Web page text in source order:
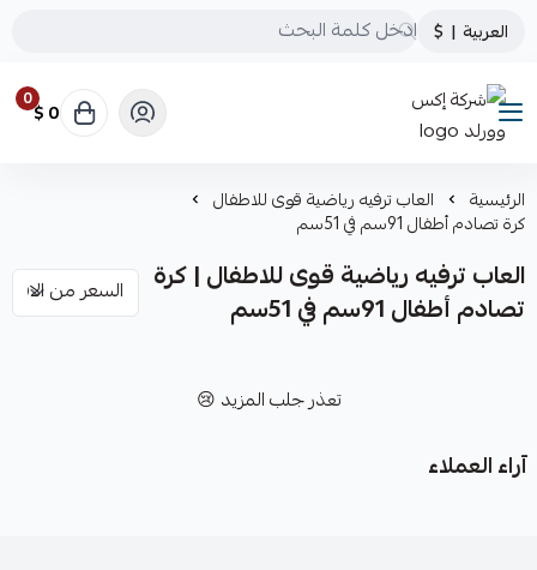
العربية |
$
شركة إكس وورلد
0 0 $
الرئيسية العاب ترفيه رياضية قوى للاطفال
كرة تصادم أطفال 91سم في 51سم
العاب ترفيه رياضية قوى للاطفال | كرة
تصادم أطفال 91سم في 51سم
تعذر جلب المزيد 😢
آراء العملاء